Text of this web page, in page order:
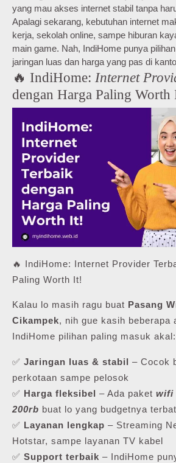
yang mau akses internet stabil tanpa
Apalagi sekarang, kebutuhan internet
kerja, sekolah online, sampe hiburan
main game. Nah, IndiHome punya pilihan
jaringan luas dan harga yang pas di
🔥 IndiHome: Internet
dengan Harga Paling Worth
🔥 IndiHome: Internet Provider
Paling Worth It!
Kalau lo masih ragu buat Pasang
Cikampek, nih gue kasih beberapa
IndiHome pilihan paling masuk akal:
✅ Jaringan luas & stabil – Cocok
perkotaan sampe pelosok
✅ Harga fleksibel – Ada paket wifi
200rb buat lo yang budgetnya
✅ Layanan lengkap – Streaming
Hotstar, sampe layanan TV kabel
✅ Support terbaik – IndiHome